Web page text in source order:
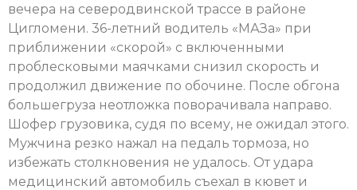
вечера на северодвинской трассе в районе
Цигломени. 36-летний водитель «МАЗа» при
приближении «скорой» с включенными
проблесковыми маячками снизил скорость и
продолжил движение по обочине. После обгона
большегруза неотложка поворачивала направо.
Шофер грузовика, судя по всему, не ожидал этого.
Мужчина резко нажал на педаль тормоза, но
избежать столкновения не удалось. От удара
медицинский автомобиль съехал в кювет и